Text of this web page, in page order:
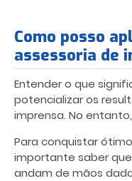
Como posso
assessoria de
Entendero que
potencializar os
imprensa. No
Para conquistar
importante saber que
andam de mãos